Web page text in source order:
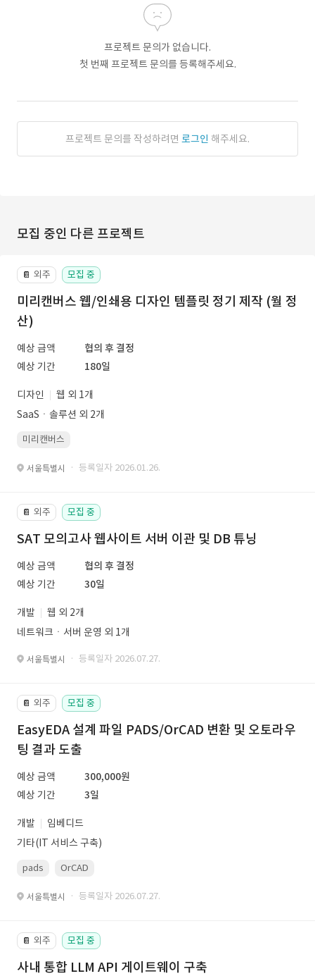
프로젝트 문의가 없습니다.
첫 번째 프로젝트 문의를 등록해주세요.
프로젝트 문의를 작성하려면 로그인 해주세요.
모집 중인 다른 프로젝트
📔 외주 모집 중
미리캔버스 웹/인쇄용 디자인 템플릿 정기 제작 (월 정
산)
예상 금액
협의 후 결정
예상 기간
180일
디자인
웹 외 1개
SaaSㆍ솔루션 외 2개
미리캔버스
서울특별시 · 등록일자 2026.01.26.
📔 외주 모집 중
SAT 모의고사 웹사이트 서버 이관 및 DB 튜닝
예상 금액
협의 후 결정
예상 기간
30일
개발
웹 외 2개
네트워크ㆍ서버 운영 외 1개
서울특별시 · 등록일자 2026.07.27.
📔 외주 모집 중
EasyEDA 설계 파일 PADS/OrCAD 변환 및 오토라우
팅 결과 도출
예상 금액
300,000원
예상 기간
3일
개발
임베디드
기타(IT 서비스 구축)
pads OrCAD
서울특별시 · 등록일자 2026.07.27.
📔 외주 모집 중
사내 통합 LLM API 게이트웨이 구축